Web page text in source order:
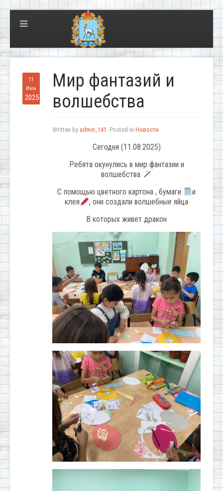
11
Июн
2025
Мир фантазий и
волшебства
Written by admin_141 . Posted in Новости
Сегодня (11.08.2025)
Ребята окунулись в мир фантазии и
волшебства
С помощью цветного картона , бумаги
и
клея
, они создали волшебные яйца
В которых живет дракон